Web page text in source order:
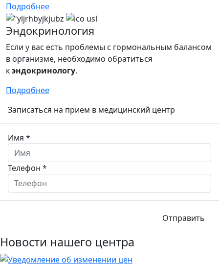
Подробнее
Эндокринология
Если у вас есть проблемы с гормональным балансом
в организме, необходимо обратиться
кэндокринологу.
Подробнее
Записаться на прием в медицинский центр
Имя *
Телефон *
Отправить
Новости нашего центра